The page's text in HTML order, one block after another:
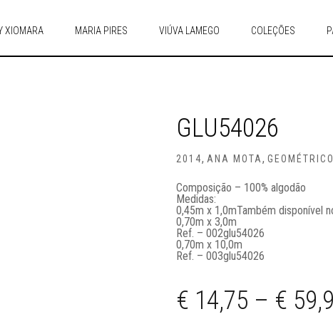
XIOMARA MARIA PIRES VIÚVA LAMEGO COLEÇÕES
GLU54026
2014,ANA MOTA,
Composição – 100% algodão
Medidas:
0,45m x 1,0mTambém disponível
0,70m x 3,0m
Ref. – 002glu54026
0,70m x 10,0m
Ref. – 003glu54026
€ 14,75 – €